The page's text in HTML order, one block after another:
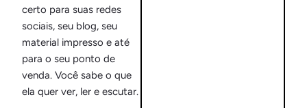
certo para suas redes
sociais, seu blog, seu
material impresso e até
para o seu ponto de
venda. Você sabe o que
ela quer ver, ler e escutar.